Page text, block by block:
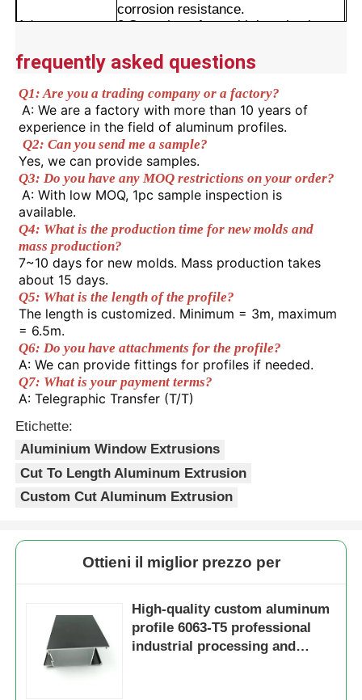
Controllo di qualità
Contattaci
Notizie
Richiedi un preventivo
Profili di alluminio di estrusione
Profili da cucina in alluminio
Profili della finestra di alluminio
Profili per porte in alluminio
Accessori per profili di alluminio
Profili per finestre a battente
Profili per facciate continue
Advantages
corrosion resistance.
3.Smooth surface with long-lasting
4.Precise cut leveling and careful
corner detail treatment.
frequently asked questions
Q1: Are you a trading company or a factory?
A: We are a factory with more than 10 years of
experience in the field of aluminum profiles.
Q2: Can you send me a sample?
Yes, we can provide samples.
Q3: Do you have any MOQ restrictions on your order?
A: With low MOQ, 1pc sample inspection is
available.
Q4: What is the production time for new molds and
mass production?
7~10 days for new molds. Mass production takes
about 15 days.
Q5: What is the length of the profile?
The length is customized. Minimum = 3m, maximum
= 6.5m.
Q6: Do you have attachments for the profile?
A: We can provide fittings for profiles if needed.
Q7: What is your payment terms?
A: Telegraphic Transfer (T/T)
Etichette:
Aluminium Window Extrusions
Cut To Length Aluminum Extrusion
Custom Cut Aluminum Extrusion
Ottieni il miglior prezzo per
High-quality custom aluminum
profile 6063-T5 professional
industrial processing and